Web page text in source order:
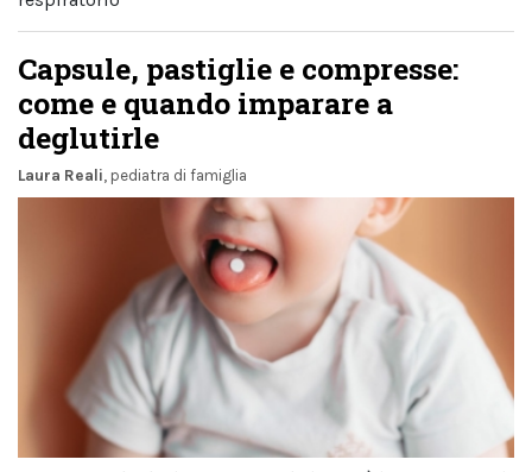
Capsule, pastiglie e compresse:
come e quando imparare a
deglutirle
Laura Reali , pediatra di famiglia